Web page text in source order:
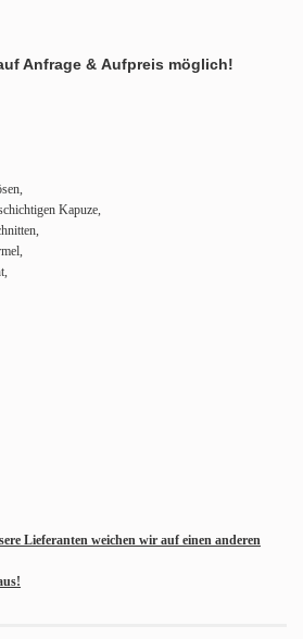
Anfrage & Aufpreis möglich!
Kapuze,
Lieferanten weichen wir auf einen anderen